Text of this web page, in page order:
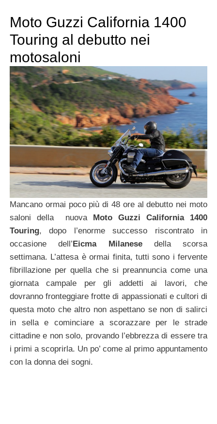
Moto Guzzi California 1400
Touring al debutto nei
motosaloni
Mancano ormai poco più di 48 ore al debutto nei moto
saloni della nuova Moto Guzzi California 1400
Touring, dopo l’enorme successo riscontrato in
occasione dell’Eicma Milanesedella scorsa
settimana. L’attesa è ormai finita, tutti sono i fervente
fibrillazione per quella che si preannuncia come una
giornata campale per gli addetti ai lavori, che
dovranno fronteggiare frotte di appassionati e cultori di
questa moto che altro non aspettano se non di salirci
in sella e cominciare a scorazzare per le strade
cittadine e non solo, provando l’ebbrezza di essere tra
i primi a scoprirla. Un po’ come al primo appuntamento
con la donna dei sogni.